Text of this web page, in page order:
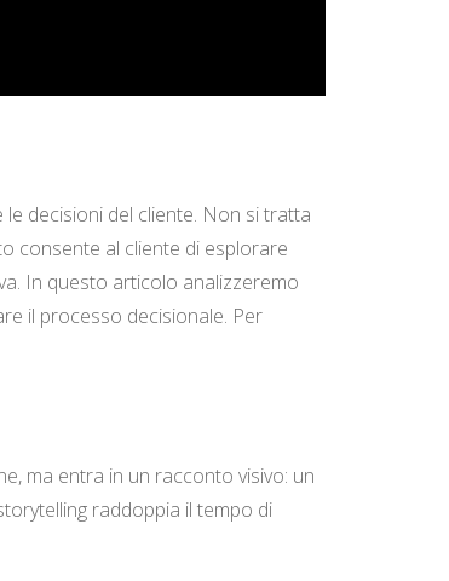
le decisioni del cliente. Non si tratta
consente al cliente di esplorare
In questo articolo analizzeremo
il processo decisionale. Per
ma entra in un racconto visivo: un
raddoppia il tempo di